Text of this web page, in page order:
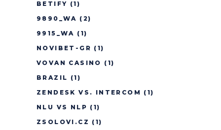
BETIFY (1)
9890_WA (2)
9915_WA (1)
NOVIBET-GR (1)
VOVAN CASINO (1)
BRAZIL (1)
ZENDESK VS. INTERCOM (1)
NLU VS NLP (1)
ZSOLOVI.CZ (1)